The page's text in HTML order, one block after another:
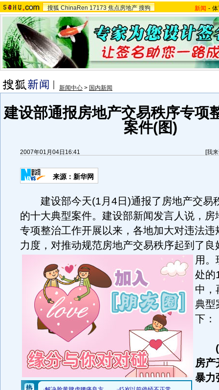
搜狐 ChinaRen 17173 焦点房地产 搜狗 新闻 -
新闻中心 > 国内新闻
建设部通报房地产交易秩序专项
案件(图)
2007年01月04日16:41 [我
来源：新华网
建设部今天(1月4日)通报了房地产交易
的十大典型案件。建设部新闻发言人说，房
专项整治工作开展以来，各地加大对违法违
力度，对推动规范房地产交易秩序起到了良
用。
处的
中，
典型
下：
房产
暴力